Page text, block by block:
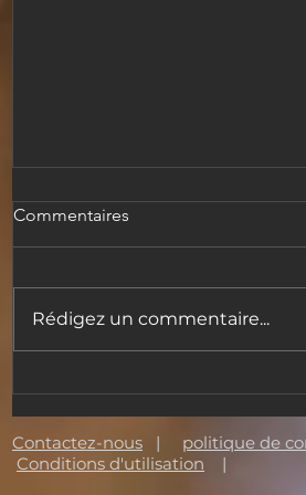
Commentaires
Rédigez un commentaire...
Contactez-nous | politique de
Conditions d'utilisation |